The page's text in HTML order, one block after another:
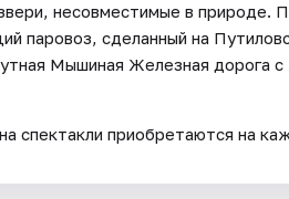
несовместимые в природе.
паровоз, сделанный на
Мышиная Железная дорога
спектакли приобретаются на